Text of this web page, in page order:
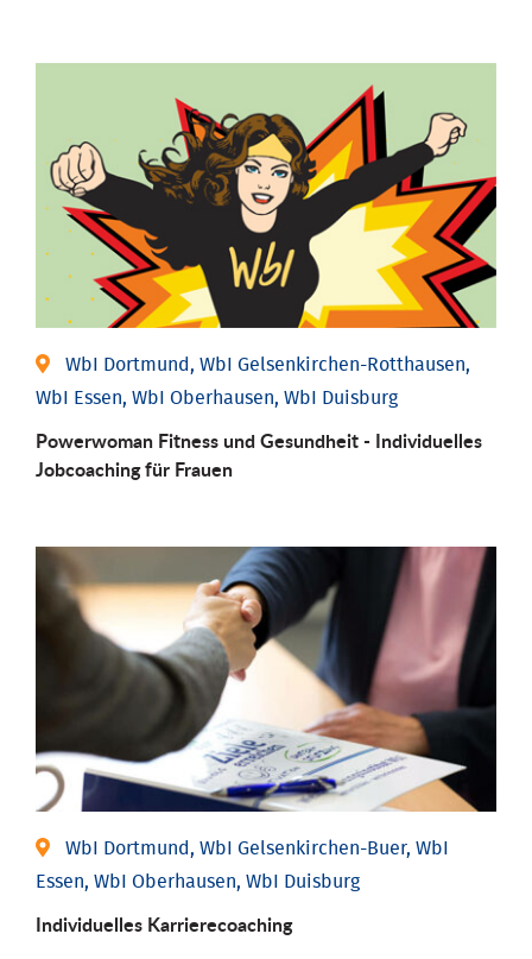
WbI Dortmund, WbI Gelsenkirchen-Rotthausen,
WbI Essen, WbI Oberhausen, WbI Duisburg
Powerwoman Fitness und Gesund­heit - Individu­elles
Job­coaching für Frauen
WbI Dortmund, WbI Gelsenkirchen-Buer, WbI
Essen, WbI Oberhausen, WbI Duisburg
Individu­elles Karrierecoaching